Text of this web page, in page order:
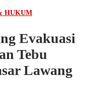
HUKUM
Evakuasi
Tebu
Lawang